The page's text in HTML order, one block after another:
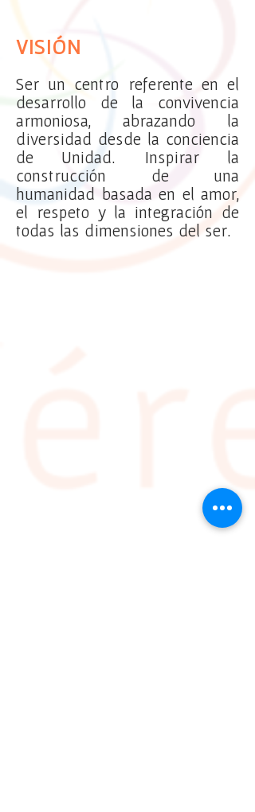
VISIÓN
Ser un centro referente en el
desarrollo de la convivencia
armoniosa, abrazando la
diversidad desde la conciencia
de Unidad. Inspirar la
construcción de una
humanidad basada en el amor,
el respeto y la integración de
todas las dimensiones del ser.